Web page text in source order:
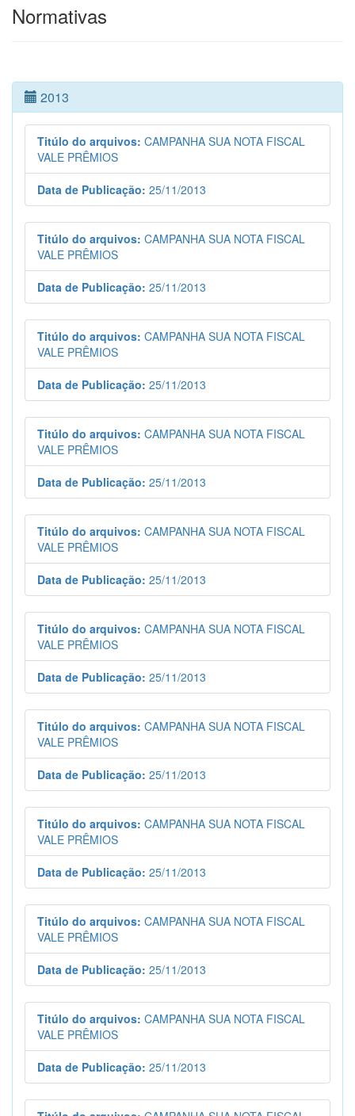
Normativas
2013
Titúlo do arquivos: CAMPANHA SUA NOTA FISCAL
VALE PRÊMIOS
Data de Publicação: 25/11/2013
Titúlo do arquivos: CAMPANHA SUA NOTA FISCAL
VALE PRÊMIOS
Data de Publicação: 25/11/2013
Titúlo do arquivos: CAMPANHA SUA NOTA FISCAL
VALE PRÊMIOS
Data de Publicação: 25/11/2013
Titúlo do arquivos: CAMPANHA SUA NOTA FISCAL
VALE PRÊMIOS
Data de Publicação: 25/11/2013
Titúlo do arquivos: CAMPANHA SUA NOTA FISCAL
VALE PRÊMIOS
Data de Publicação: 25/11/2013
Titúlo do arquivos: CAMPANHA SUA NOTA FISCAL
VALE PRÊMIOS
Data de Publicação: 25/11/2013
Titúlo do arquivos: CAMPANHA SUA NOTA FISCAL
VALE PRÊMIOS
Data de Publicação: 25/11/2013
Titúlo do arquivos: CAMPANHA SUA NOTA FISCAL
VALE PRÊMIOS
Data de Publicação: 25/11/2013
Titúlo do arquivos: CAMPANHA SUA NOTA FISCAL
VALE PRÊMIOS
Data de Publicação: 25/11/2013
Titúlo do arquivos: CAMPANHA SUA NOTA FISCAL
VALE PRÊMIOS
Data de Publicação: 25/11/2013